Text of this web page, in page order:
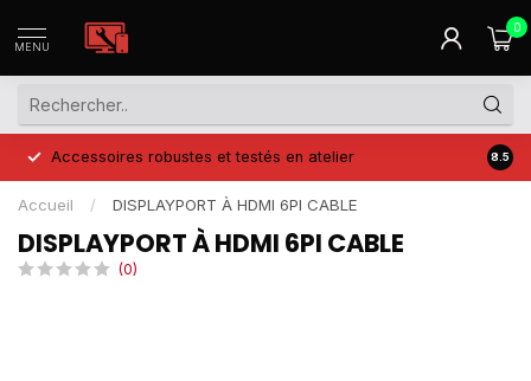
MENU
0
Accessoires robustes et testés en atelier Prix
8.5
Accueil / DISPLAYPORT À HDMI 6PI CABLE
DISPLAYPORT À HDMI 6PI CABLE
(0)